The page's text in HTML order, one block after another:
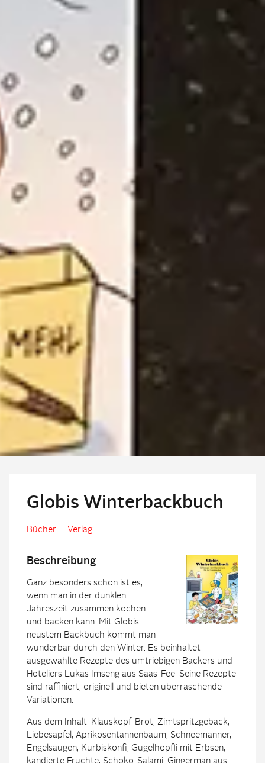
Globis Winterbackbuch
Bücher Verlag
Beschreibung
Ganz besonders schön ist es,
wenn man in der dunklen
Jahreszeit zusammen kochen
und backen kann. Mit Globis
neustem Backbuch kommt man
wunderbar durch den Winter. Es beinhaltet
ausgewählte Rezepte des umtriebigen Bäckers und
Hoteliers Lukas Imseng aus Saas-Fee. Seine Rezepte
sind raffiniert, originell und bieten überraschende
Variationen.
Aus dem Inhalt: Klauskopf-Brot, Zimtspritzgebäck,
Liebesäpfel, Aprikosentannenbaum, Schneemänner,
Engelsaugen, Kürbiskonfi, Gugelhöpfli mit Erbsen,